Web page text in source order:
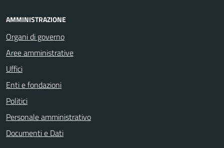
AMMINISTRAZIONE
Organi di governo
Aree amministrative
Uffici
Enti e fondazioni
Politici
Personale amministrativo
Documenti e Dati